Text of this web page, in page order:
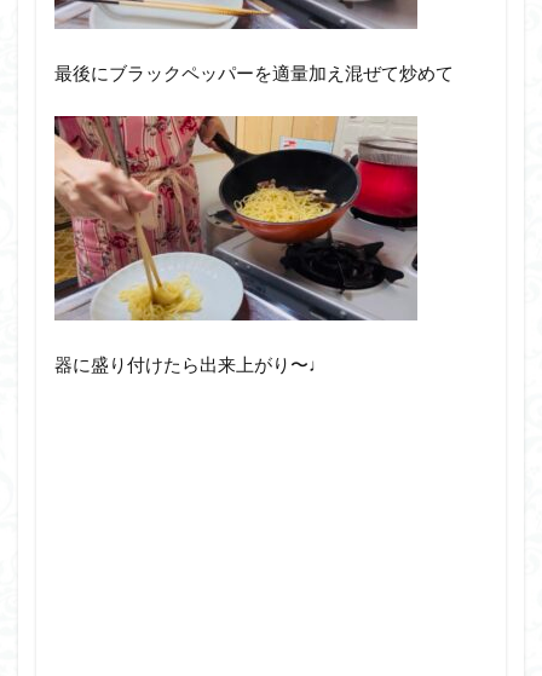
最後にブラックペッパーを適量加え混ぜて炒めて
器に盛り付けたら出来上がり〜♩